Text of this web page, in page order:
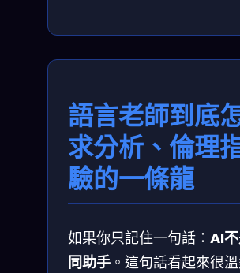
語言老師到底
求分析、倫理
驗的一條龍
如果你只記住一句話： AI
同助手 。這句話看起來很